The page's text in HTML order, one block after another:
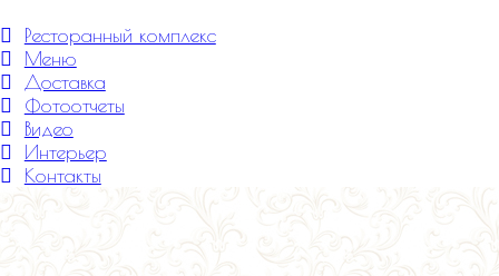
Ресторанный комплекс
Меню
Доставка
Фотоотчеты
Видео
Интерьер
Контакты